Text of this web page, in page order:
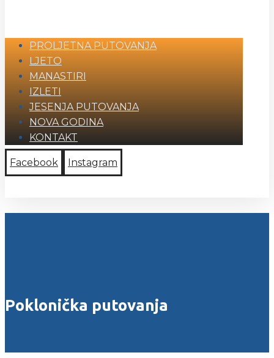
PROLJETNA PUTOVANJA
LJETO
MANASTIRI
IZLETI
JESENJA PUTOVANJA
NOVA GODINA
KONTAKT
Facebook
Instagram
Poklonička putovanja